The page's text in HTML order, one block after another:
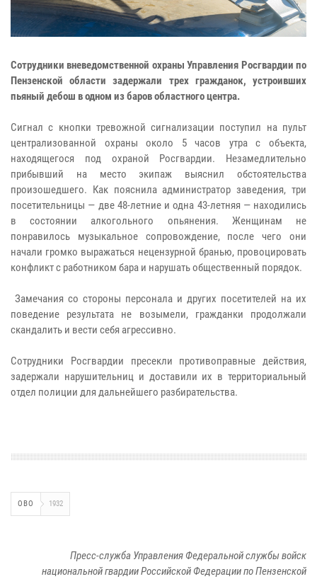
Сотрудники вневедомственной охраны Управления Росгвардии по
Пензенской области задержали трех гражданок, устроивших
пьяный дебош в одном из баров областного центра.
Сигнал с кнопки тревожной сигнализации поступил на пульт
централизованной охраны около 5 часов утра с объекта,
находящегося под охраной Росгвардии. Незамедлительно
прибывший на место экипаж выяснил обстоятельства
произошедшего. Как пояснила администратор заведения, три
посетительницы — две 48-летние и одна 43-летняя — находились
в состоянии алкогольного опьянения. Женщинам не
понравилось музыкальное сопровождение, после чего они
начали громко выражаться нецензурной бранью, провоцировать
конфликт с работником бара и нарушать общественный порядок.
Замечания со стороны персонала и других посетителей на их
поведение результата не возымели, гражданки продолжали
скандалить и вести себя агрессивно.
Сотрудники Росгвардии пресекли противоправные действия,
задержали нарушительниц и доставили их в территориальный
отдел полиции для дальнейшего разбирательства.
ОВО 1932
Пресс-служба Управления Федеральной службы войск
национальной гвардии Российской Федерации по Пензенской